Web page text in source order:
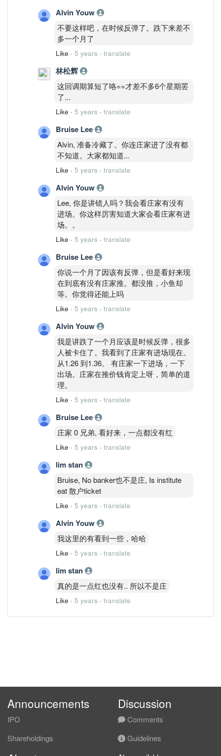
Alvin Youw
不要这样吧，在时候反弹了。跌下来差不
多一个月了
Like · 5 years · translate
林松辉
这回调期算短了咯==才差不多6个星期罢
了...
Like · 5 years · translate
Bruise Lee
Alvin, 准备冷藏了。你连庄家进了没有都
不知道。大家都知道...
Like · 5 years · translate
Alvin Youw
Lee, 你是讲错人吗？我会看庄家有没有
进场。你这样厉害知道大家会看庄家有进
场。。
Like · 5 years · translate
Bruise Lee
你说一个月了因该有反弹，但是看好来现
在到底有没有庄家推。都没推，小鱼却
等。你觉得还能上吗
Like · 5 years · translate
Alvin Youw
我是讲跌了一个月应该是时候反弹，很多
人被卡住了。我看到了庄家有进场现在。
从1.26 到1.36。 有庄家一下进场，一下
出场。庄家在推价钱肯定上呀，简单的道
理。
Like · 5 years · translate
Bruise Lee
庄家 0 兄弟, 看好来，一点都没有红
Like · 5 years · translate
lim stan
Bruise, No banker也不是庄, Is institute
eat 散户ticket
Like · 5 years · translate
Alvin Youw
我这里的有看到一些，哈哈
Like · 5 years · translate
lim stan
真的是一点红也没有.. 所以不是庄
Like · 5 years · translate
Announcements
IPO
Shareholdings
Discussion
Comments
Guidelines